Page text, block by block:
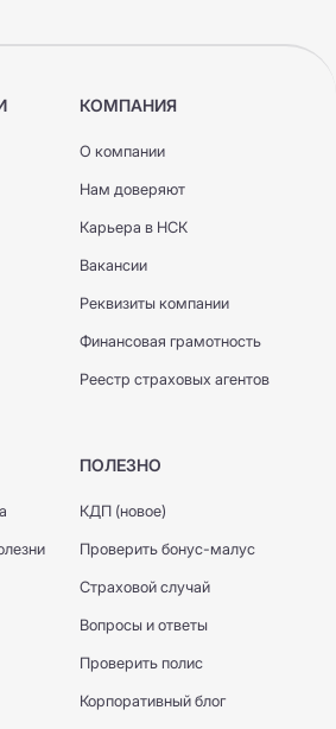
КОМПАНИЯ
О компании
Нам доверяют
Карьера в НСК
Вакансии
Реквизиты компании
Финансовая грамотность
Реестр страховых агентов
ПОЛЕЗНО
КДП (новое)
Проверить бонус-малус
Страховой случай
Вопросы и ответы
Проверить полис
Корпоративный блог